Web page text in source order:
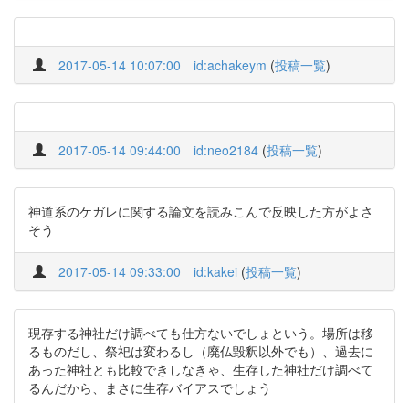
2017-05-14 10:07:00 id:achakeym (投稿一覧)
2017-05-14 09:44:00 id:neo2184 (投稿一覧)
神道系のケガレに関する論文を読みこんで反映した方がよさ
そう
2017-05-14 09:33:00 id:kakei (投稿一覧)
現存する神社だけ調べても仕方ないでしょという。場所は移
るものだし、祭祀は変わるし（廃仏毀釈以外でも）、過去に
あった神社とも比較できしなきゃ、生存した神社だけ調べて
るんだから、まさに生存バイアスでしょう